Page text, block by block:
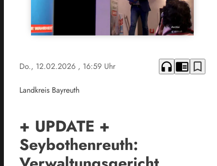
Do., 12.02.2026 , 16:59 Uhr headphones chrome_reader_mode bookmark_border
Landkreis Bayreuth
+ UPDATE +
Seybothenreuth: